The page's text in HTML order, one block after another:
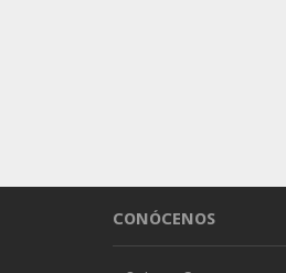
CONÓCENOS